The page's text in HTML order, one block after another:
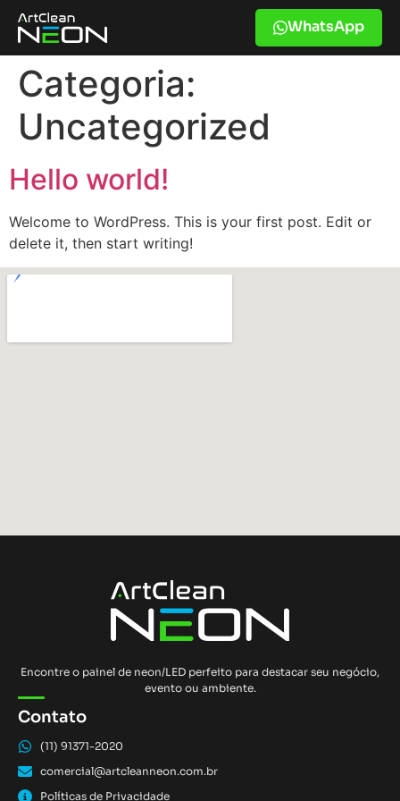
WhatsApp
Categoria:
Uncategorized
Hello world!
Welcome to WordPress. This is your first post. Edit or
delete it, then start writing!
Encontre o painel de neon/LED perfeito para destacar seu negócio,
evento ou ambiente.
Contato
(11) 91371-2020
comercial@artcleanneon.com.br
Políticas de Privacidade